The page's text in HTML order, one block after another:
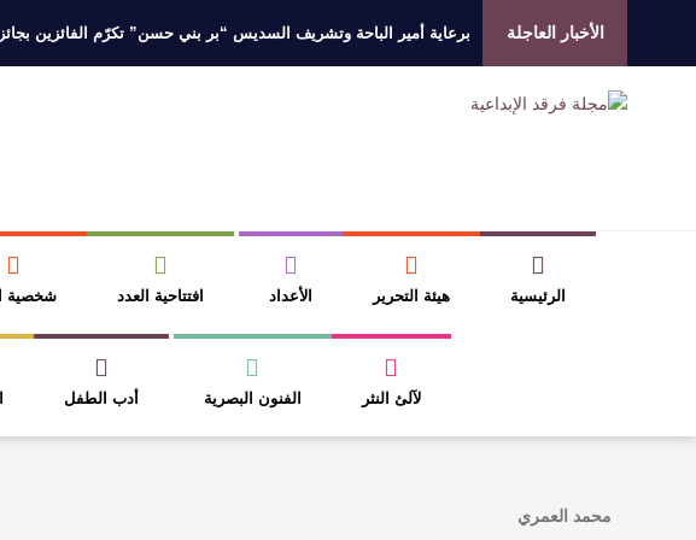
الأخبار العاجلة برعاية أمير الباحة وتشريف السديس “بر بني حسن” تكرّم الفائزين
​ اللون الأحمر وشاح سردية الأدب وسر رمزية النصوص آليات
الرئيسية هيئة التحرير الأعداد افتتاحية العدد شخصية
لآلئ النثر الفنون البصرية أدب الطفل
محمد العمري